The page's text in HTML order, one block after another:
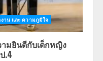
าน และ ความภูมิใจ
มยินดีกับเด็กหญิง
.4